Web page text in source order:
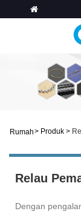
Rumah> Produk >
Relau
Dengan